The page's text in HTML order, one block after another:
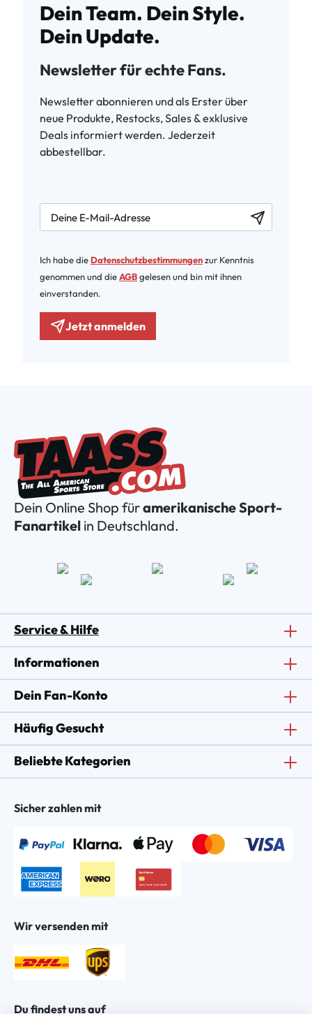
Dein Team. Dein Style.
Dein Update.
Newsletter für echte Fans.
Newsletter abonnieren und als Erster über
neue Produkte, Restocks, Sales & exklusive
Deals informiert werden. Jederzeit
abbestellbar.
newsletter.labelEmail
Ich habe die Datenschutzbestimmungenzur Kenntnis
genommen und dieAGBgelesen und bin mit ihnen
einverstanden.
Jetzt anmelden
Dein Online Shop füramerikanische Sport-
Fanartikel in Deutschland.
Service & Hilfe
Informationen
Dein Fan-Konto
Häufig Gesucht
Beliebte Kategorien
Sicher zahlen mit
Wir versenden mit
Du findest uns auf